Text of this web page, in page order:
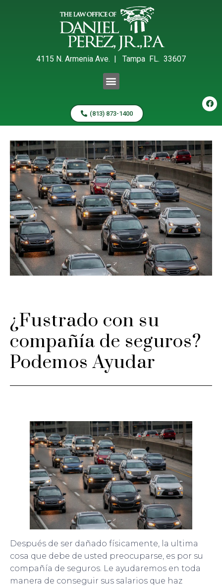
4115 N. Armenia Ave. | Tampa FL. 33607
(813) 873-1400
¿Fustrado con su
compañía de seguros?
Podemos Ayudar
Después de ser dañado físicamente, la ultima
cosa que debe de usted preocuparse, es por su
compañía de seguros. Le ayudaremos en toda
manera de conseguir sus salarios que haz